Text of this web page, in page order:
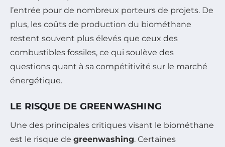
l’entrée pour de nombreux porteurs de projets. De
plus, les coûts de production du biométhane
restent souvent plus élevés que ceux des
combustibles fossiles, ce qui soulève des
questions quant à sa compétitivité sur le marché
énergétique.
LE RISQUE DE GREENWASHING
Une des principales critiques visant le biométhane
est le risque de greenwashing. Certaines